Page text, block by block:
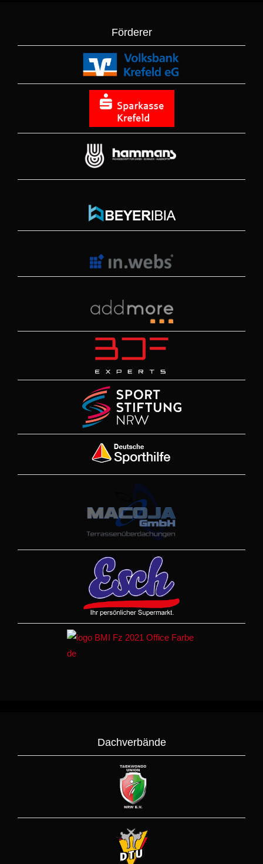
Förderer
Dachverbände